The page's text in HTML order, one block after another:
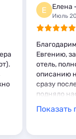
Е Елена
Июль
Евгению,
отель,
описанию
сразу
подняло
Показать